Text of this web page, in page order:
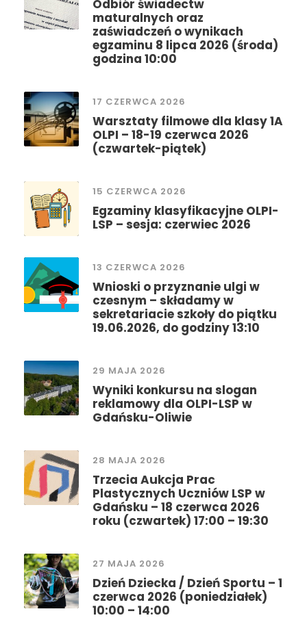
Odbiór świadectw
maturalnych oraz
zaświadczeń o wynikach
egzaminu 8 lipca 2026 (środa)
godzina 10:00
17 CZERWCA 2026
Warsztaty filmowe dla klasy 1A
OLPI – 18-19 czerwca 2026
(czwartek-piątek)
15 CZERWCA 2026
Egzaminy klasyfikacyjne OLPI-
LSP – sesja: czerwiec 2026
13 CZERWCA 2026
Wnioski o przyznanie ulgi w
czesnym – składamy w
sekretariacie szkoły do piątku
19.06.2026, do godziny 13:10
29 MAJA 2026
Wyniki konkursu na slogan
reklamowy dla OLPI-LSP w
Gdańsku-Oliwie
28 MAJA 2026
Trzecia Aukcja Prac
Plastycznych Uczniów LSP w
Gdańsku – 18 czerwca 2026
roku (czwartek) 17:00 – 19:30
27 MAJA 2026
Dzień Dziecka / Dzień Sportu – 1
czerwca 2026 (poniedziałek)
10:00 – 14:00